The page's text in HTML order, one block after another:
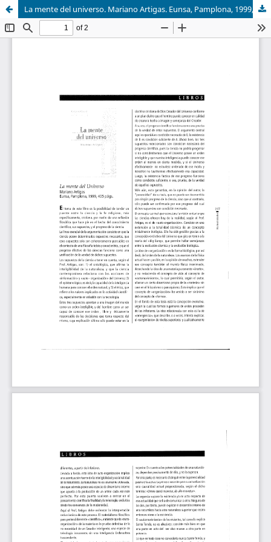
La mente del universo. Mariano Artigas. Eunsa, Pamplona, 1999, 405 págs.